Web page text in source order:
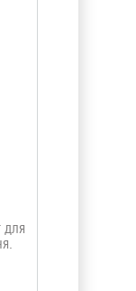
для